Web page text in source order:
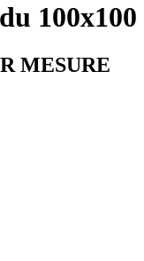
100x100
MESURE